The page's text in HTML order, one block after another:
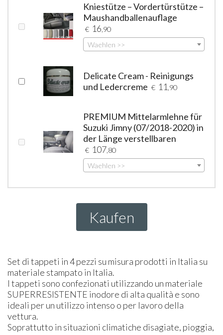
Kniestütze – Vordertürstütze –
Maushandballenauflage
€ 16 ,90
Waehlen >>
Delicate Cream - Reinigungs
und Ledercreme € 11 ,90
PREMIUM Mittelarmlehne für
Suzuki Jimny (07/2018-2020) in
der Länge verstellbaren
€ 107 ,80
Waehlen >>
Kaufen
Set di tappeti in 4 pezzi su misura prodotti in Italia su
materiale stampato in Italia.
I tappeti sono confezionati utilizzando un materiale
SUPERRESISTENTE inodore di alta qualità e sono
ideali per un utilizzo intenso o per lavoro della
vettura.
Soprattutto in situazioni climatiche disagiate, pioggia,